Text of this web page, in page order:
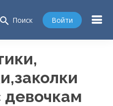
search Поиск Войти
девочкам